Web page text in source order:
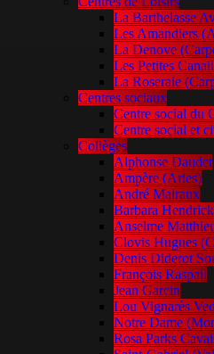
La Barthelasse
Les Amandiers
La Denove
Les Petites
La Roseraie
Centres sociaux
Centre social du
Centre social et
Collèges
Alphonse Daudet
Ampère (Arles)
André Malraux
Barbara
Anselme
Clovis Hugues
Denis Diderot
François Raspail
Jean Garcin
Lou Vignarès
Notre Dame
Rosa Parks